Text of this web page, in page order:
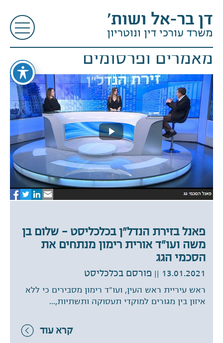
דן בר-אל ושות׳
משרד עורכי דין ונוטריון
מאמרים ופרסומים
פאנל בזירת הנדל"ן בכלכליסט – שלום בן
משה ועו"ד אורית רימון מנתחים את
הסכמי הגג
13.01.2021 || פורסם בכלכליסט
ראש עיריית ראש העין, ועו"ד רימון מסבירים כי ללא
איזון בין מגורים למוקדי תעסוקה ותשתיות,...
קרא עוד